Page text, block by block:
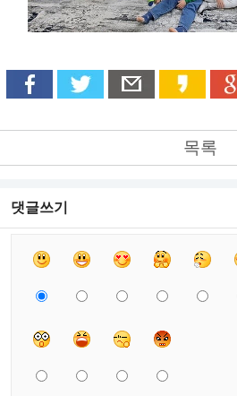
목록
댓글쓰기